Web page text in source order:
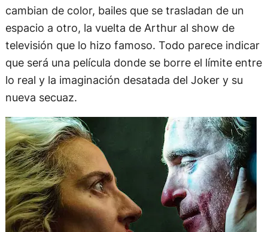
cambian de color, bailes que se trasladan de un
espacio a otro, la vuelta de Arthur al show de
televisión que lo hizo famoso. Todo parece indicar
que será una película donde se borre el límite entre
lo real y la imaginación desatada del Joker y su
nueva secuaz.